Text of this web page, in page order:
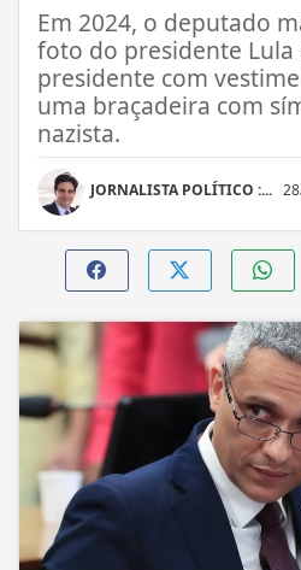
Em 2024, o deputado
foto do presidente Lula
presidente com
uma braçadeira com
nazista.
JORNALISTA POLÍTICO :...